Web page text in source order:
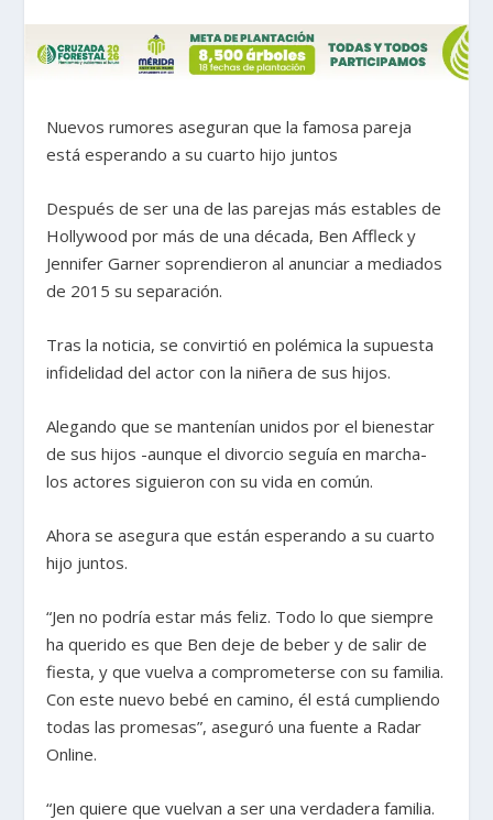
Nuevos rumores aseguran que la famosa pareja
está esperando a su cuarto hijo juntos
Después de ser una de las parejas más estables de
Hollywood por más de una década, Ben Affleck y
Jennifer Garner soprendieron al anunciar a mediados
de 2015 su separación.
Tras la noticia, se convirtió en polémica la supuesta
infidelidad del actor con la niñera de sus hijos.
Alegando que se mantenían unidos por el bienestar
de sus hijos -aunque el divorcio seguía en marcha-
los actores siguieron con su vida en común.
Ahora se asegura que están esperando a su cuarto
hijo juntos.
“Jen no podría estar más feliz. Todo lo que siempre
ha querido es que Ben deje de beber y de salir de
fiesta, y que vuelva a comprometerse con su familia.
Con este nuevo bebé en camino, él está cumpliendo
todas las promesas”, aseguró una fuente a Radar
Online.
“Jen quiere que vuelvan a ser una verdadera familia.